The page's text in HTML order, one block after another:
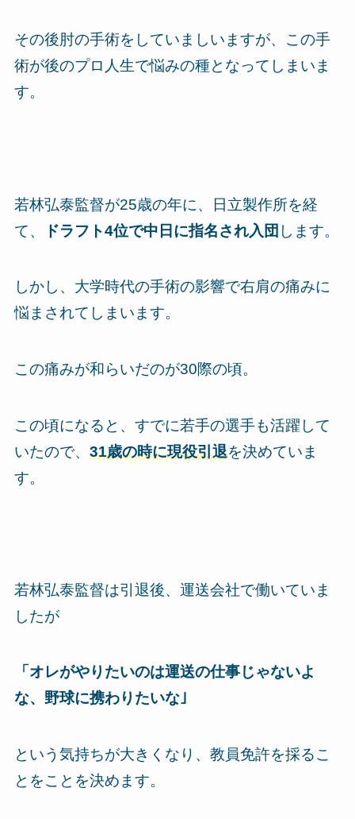
その後肘の手術をしていましいますが、この手
術が後のプロ人生で悩みの種となってしまいま
す。
若林弘泰監督が25歳の年に、日立製作所を経
て、
ドラフト4位で中日に指名され入団 します。
しかし、大学時代の手術の影響で右肩の痛みに
悩まされてしまいます。
この痛みが和らいだのが30際の頃。
この頃になると、すでに若手の選手も活躍して
いたので、 31歳の時に現役引退を決めていま
す。
若林弘泰監督は引退後、運送会社で働いていま
したが
「オレがやりたいのは運送の仕事じゃないよ
な、野球に携わりたいな｣
という気持ちが大きくなり、教員免許を採るこ
とをことを決めます。